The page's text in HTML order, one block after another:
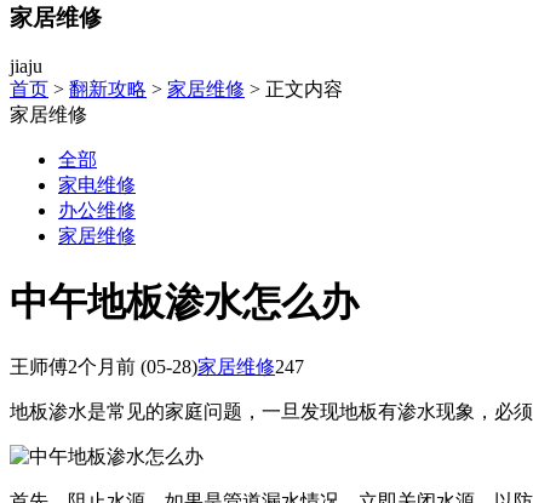
家居维修
jiaju
首页 > 翻新攻略 > 家居维修 > 正文内容
家居维修
全部
家电维修
办公维修
家居维修
中午地板渗水怎么办
王师傅2个月前 (05-28)家居维修247
地板渗水是常见的家庭问题，一旦发现地板有渗水现象，必